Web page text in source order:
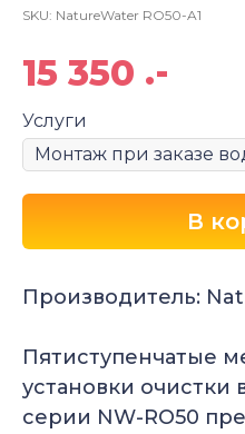
SKU: NatureWater RO50-A1
15 350 .-
Услуги
В
Производитель:
Пятиступенчатые
установки очистки
серии NW-RO50